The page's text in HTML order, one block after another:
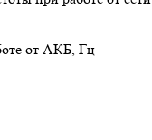
от АКБ, Гц